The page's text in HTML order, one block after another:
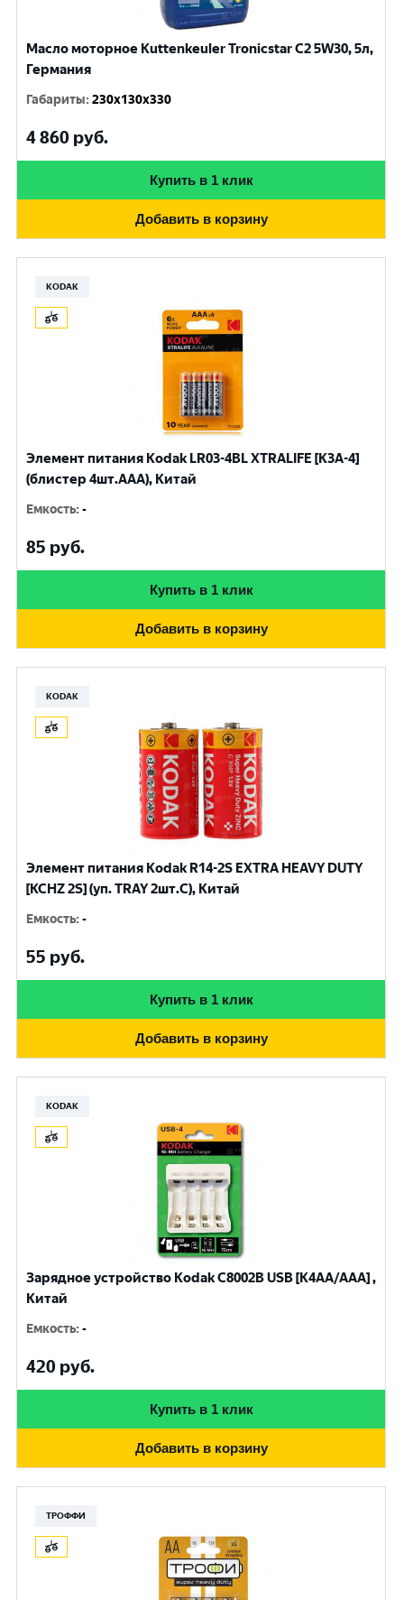
Масло моторное Kuttenkeuler Tronicstar C2 5W30, 5л,
Германия
Габариты:230x130x330
4 860 руб.
Купить в 1 клик
Добавить в корзину
KODAK
Элемент питания Kodak LR03-4BL XTRALIFE [K3A-4]
(блистер 4шт.AАА), Китай
Емкость:-
85 руб.
Купить в 1 клик
Добавить в корзину
KODAK
Элемент питания Kodak R14-2S EXTRA HEAVY DUTY
[KCHZ 2S] (уп. TRAY 2шт.C), Китай
Емкость:-
55 руб.
Купить в 1 клик
Добавить в корзину
KODAK
Зарядное устройство Kodak С8002B USB [K4AA/AAA] ,
Китай
Емкость:-
420 руб.
Купить в 1 клик
Добавить в корзину
ТРОФФИ